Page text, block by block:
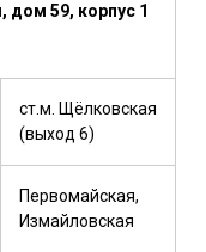
дом 59, корпус 1
ст.м. Щёлковская
(выход 6)
Первомайская,
Измайловская